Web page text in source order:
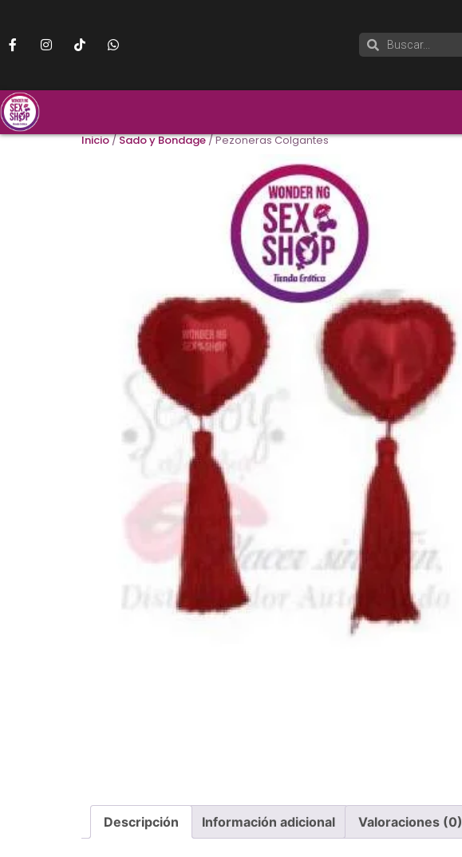
Inicio/Sado y Bondage/ Pezoneras Colgantes
Descripción Información adicional Valoraciones (0)